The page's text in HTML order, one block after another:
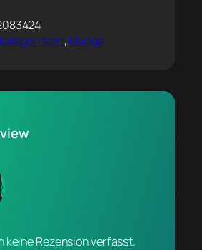
, Manga
keine Rezension verfasst.